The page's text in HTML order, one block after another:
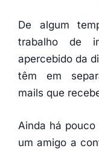
De algum
trabalho de
apercebido da
têm em
mails que
Ainda há
um amigo a